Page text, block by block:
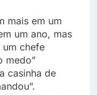
mais em um
um ano, mas
chefe
medo”
casinha de